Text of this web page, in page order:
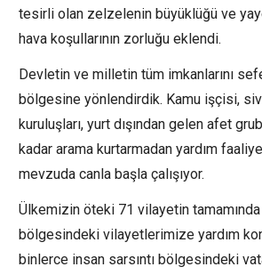
tesirli olan zelzelenin büyüklüğü ve
hava koşullarının zorluğu eklendi.
Devletin ve milletin tüm imkanlarını
bölgesine yönlendirdik. Kamu işçisi,
kuruluşları, yurt dışından gelen afet
kadar arama kurtarmadan yardım
mevzuda canla başla çalışıyor.
Ülkemizin öteki 71 vilayetin tamamında
bölgesindeki vilayetlerimize yardım
binlerce insan sarsıntı bölgesindeki